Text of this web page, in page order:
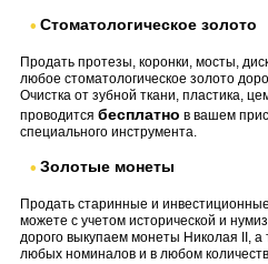
Стоматологическое золото
Продать протезы, коронки, мосты,
любое стоматологическое золото
Очистка от зубной ткани, пластика,
проводится бесплатно в вашем
специального инструмента.
Золотые монеты
Продать старинные и
можете с учетом исторической и
дорого выкупаем монеты Николая II,
любых номиналов и в любом